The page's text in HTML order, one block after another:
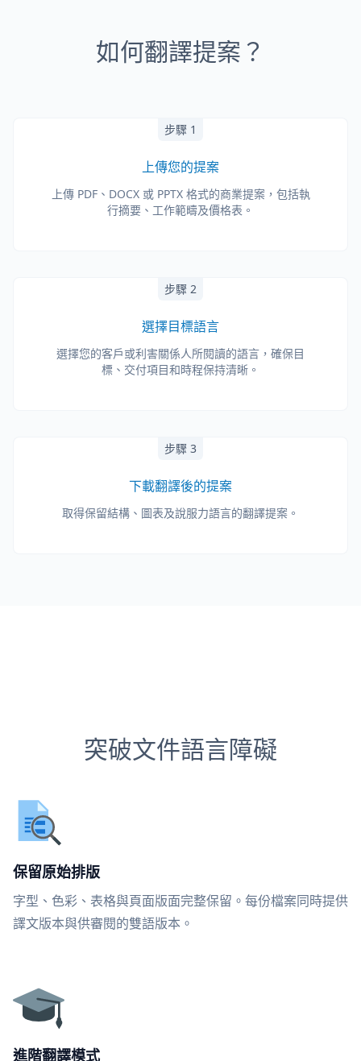
如何翻譯提案？
步驟 1
上傳您的提案
上傳 PDF、DOCX 或 PPTX 格式的商業提案，包括執
行摘要、工作範疇及價格表。
步驟 2
選擇目標語言
選擇您的客戶或利害關係人所閱讀的語言，確保目
標、交付項目和時程保持清晰。
步驟 3
下載翻譯後的提案
取得保留結構、圖表及說服力語言的翻譯提案。
突破文件語言障礙
保留原始排版
字型、色彩、表格與頁面版面完整保留。每份檔案同時提供
譯文版本與供審閱的雙語版本。
進階翻譯模式